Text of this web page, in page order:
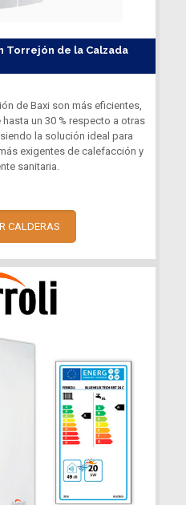
Torrejón de la Calzada
de Baxi son más eficientes,
un 30 % respecto a otras
la solución ideal para
exigentes de calefacción y
sanitaria.
CALDERAS